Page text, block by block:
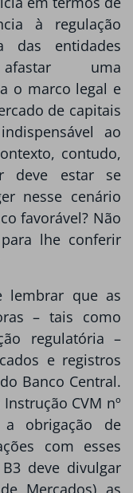
à regulação
das entidades
uma
o marco legal e
de capitais
ao
contudo,
deve estar se
nesse cenário
favorável? Não
lhe conferir
lembrar que as
– tais como
regulatória –
e registros
Banco Central.
CVM nº
obrigação de
com esses
deve divulgar